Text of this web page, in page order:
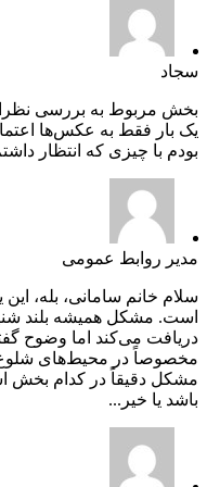
سجاد
بخش مربوط به بررسی
یک بار فقط به عکس‌ها
بودم با چیزی که انتظار
مدیر روابط عمومی
سلام خانم سامانی، بله،
است. مشکل همیشه بلند
دریافت می‌کند اما وضوح
مخصوصاً در محیط‌های
مشکل دقیقاً در کدام بخش
باشد یا خیر...